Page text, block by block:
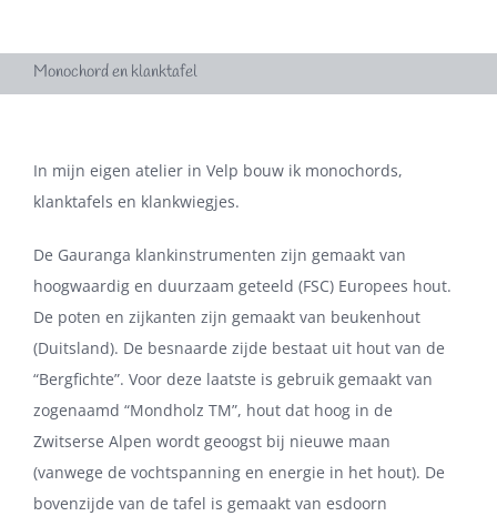
Monochord en klanktafel
In mijn eigen atelier in Velp bouw ik monochords,
klanktafels en klankwiegjes.
De Gauranga klankinstrumenten zijn gemaakt van
hoogwaardig en duurzaam geteeld (FSC) Europees hout.
De poten en zijkanten zijn gemaakt van beukenhout
(Duitsland). De besnaarde zijde bestaat uit hout van de
“Bergfichte”. Voor deze laatste is gebruik gemaakt van
zogenaamd “Mondholz TM”, hout dat hoog in de
Zwitserse Alpen wordt geoogst bij nieuwe maan
(vanwege de vochtspanning en energie in het hout). De
bovenzijde van de tafel is gemaakt van esdoorn